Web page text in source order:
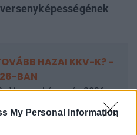
My Personal Information
HAZAI KKV-K? -
BAN
Versenyképesség 2026-
gazdasági és